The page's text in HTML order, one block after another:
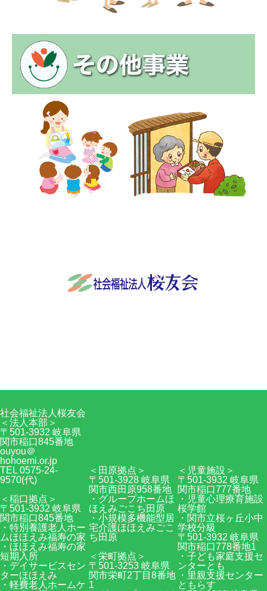
社会福祉法人桜友会
＜法人本部＞
〒501-3932 岐阜県
関市稲口845番地
ouyou＠
hohoemi.or.jp
TEL 0575-24-
9570(代)
＜稲口拠点＞
〒501-3932 岐阜県
関市稲口845番地
・特別養護老人ホー
ムほほえみ福寿の家
・ほほえみ福寿の家
短期入所
・デイサービスセン
ターほほえみ
・軽費老人ホームケ
＜田原拠点＞
〒501-3928 岐阜県
関市西田原958番地
・グループホームほ
ほえみごこち田原
・小規模多機能型居
宅介護ほほえみごこ
ち田原
＜栄町拠点＞
〒501-3253 岐阜県
関市栄町2丁目8番地
1
＜児童施設＞
〒501-3932 岐阜県
関市稲口777番地
・児童心理療育施設
桜学館
・関市立桜ヶ丘小中
学校分級
〒501-3932 岐阜県
関市稲口778番地1
・子ども家庭支援セ
ンターとも
・里親支援センター
ともらす